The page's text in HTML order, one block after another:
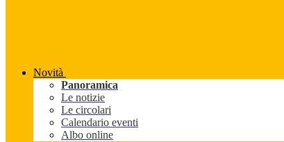
Novità
Panoramica
Le notizie
Le circolari
Calendario eventi
Albo online